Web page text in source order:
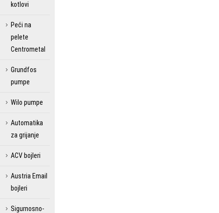
kotlovi
Peći na
pelete
Centrometal
Grundfos
pumpe
Wilo pumpe
Automatika
za grijanje
ACV bojleri
Austria Email
bojleri
Sigurnosno-